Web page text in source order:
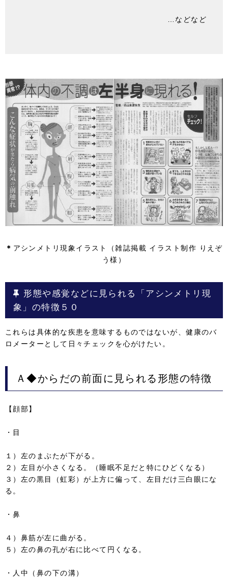
…などなど
＊ アシンメトリ現象イラスト（雑誌掲載 イラスト制作 りえぞ
う様）
形態や感覚などに見られる「アシンメトリ現
象」の特徴５０
これらは具体的な疾患を意味するものではないが、健康のバ
ロメーターとして日々チェックを心がけたい。
Ａ◆からだの前面に見られる形態の特徴
【顔部】
・目
１）左のまぶたが下がる。
２）左目が小さくなる。（睡眠不足だと特にひどくなる）
３）左の黒目（虹彩）が上方に偏って、左目だけ三白眼にな
る。
・鼻
４）鼻筋が左に曲がる。
５）左の鼻の孔が右に比べて円くなる。
・人中（鼻の下の溝）